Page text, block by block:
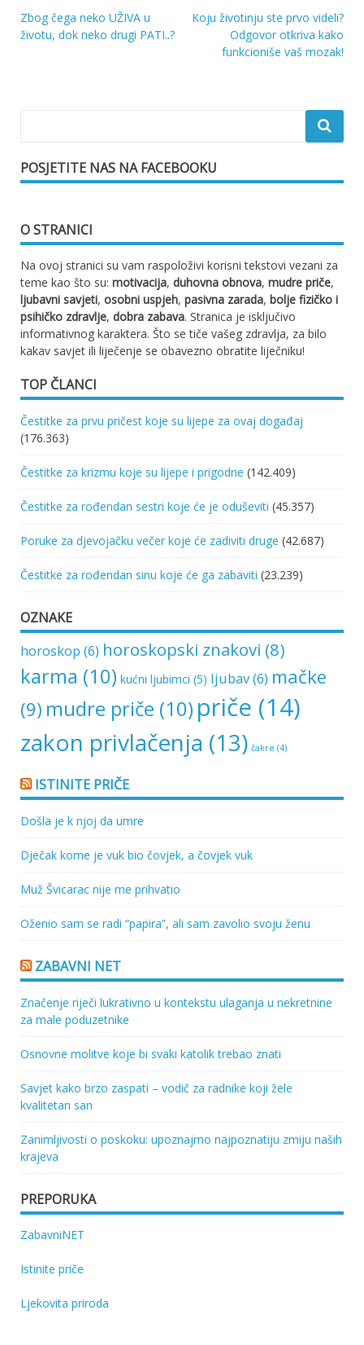
Navigacija
Zbog čega neko UŽIVA u
životu, dok neko drugi PATI..?
Koju životinju ste prvo videli?
Odgovor otkriva kako
funkcioniše vaš mozak!
POSJETITE NAS NA FACEBOOKU
O STRANICI
Na ovoj stranici su vam raspoloživi korisni tekstovi vezani za
teme kao što su: motivacija, duhovna obnova, mudre priče,
ljubavni savjeti, osobni uspjeh, pasivna zarada, bolje fizičko i
psihičko zdravlje, dobra zabava. Stranica je isključivo
informativnog karaktera. Što se tiče vašeg zdravlja, za bilo
kakav savjet ili liječenje se obavezno obratite liječniku!
TOP ČLANCI
Čestitke za prvu pričest koje su lijepe za ovaj događaj
(176.363)
Čestitke za krizmu koje su lijepe i prigodne (142.409)
Čestitke za rođendan sestri koje će je oduševiti (45.357)
Poruke za djevojačku večer koje će zadiviti druge (42.687)
Čestitke za rođendan sinu koje će ga zabaviti (23.239)
OZNAKE
horoskop (6) horoskopski znakovi (8)
karma (10) kućni ljubimci (5) ljubav(6) mačke
(9) mudre priče (10) priče (14)
zakon privlačenja (13) čakre (4)
ISTINITE PRIČE
Došla je k njoj da umre
Dječak kome je vuk bio čovjek, a čovjek vuk
Muž Švicarac nije me prihvatio
Oženio sam se radi “papira”, ali sam zavolio svoju ženu
ZABAVNI NET
Značenje riječi lukrativno u kontekstu ulaganja u nekretnine
za male poduzetnike
Osnovne molitve koje bi svaki katolik trebao znati
Savjet kako brzo zaspati – vodič za radnike koji žele
kvalitetan san
Zanimljivosti o poskoku: upoznajmo najpoznatiju zmiju naših
krajeva
PREPORUKA
ZabavniNET
Istinite priče
Ljekovita priroda